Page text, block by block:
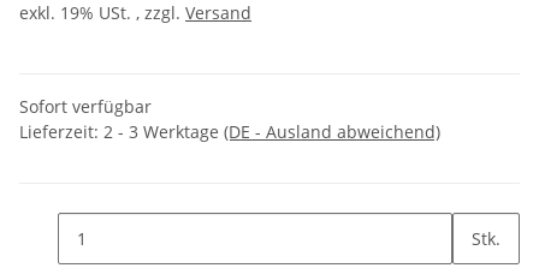
exkl. 19% USt. , zzgl. Versand
Sofort verfügbar
Lieferzeit: 2 - 3 Werktage (DE - Ausland abweichend)
Stk.